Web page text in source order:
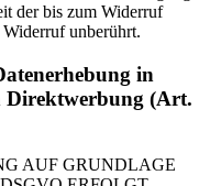
der bis zum Widerruf
unberührt.
in
Direktwerbung (Art.
AUF GRUNDLAGE